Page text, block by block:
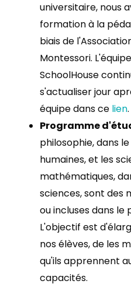
universitaire, nous
formation à la
biais de
Montessori.
SchoolHouse
s'actualiser jour
équipe dans ce lien.
Programme
philosophie, dans
humaines, et les
mathématiques,
sciences, sont des
ou incluses dans
L'objectif est
nos élèves, de les
qu'ils apprennent
capacités.